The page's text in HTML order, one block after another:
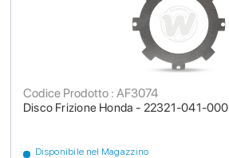
Disco Frizione Honda - 22321-041-000
Codice Prodotto : AF3074
Disponibile nel Magazzino